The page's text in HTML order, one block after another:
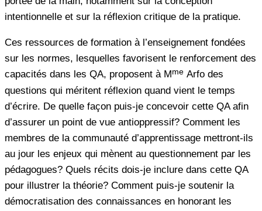
intentionnelle et sur la réflexion critique de la pratique.
Ces ressources de formation à l’enseignement fondées
sur les normes, lesquelles favorisent le renforcement des
capacités dans les QA, proposent à Mme Arfo des
questions qui méritent réflexion quand vient le temps
d’écrire. De quelle façon puis-je concevoir cette QA afin
d’assurer un point de vue antioppressif? Comment les
membres de la communauté d’apprentissage mettront-ils
au jour les enjeux qui mènent au questionnement par les
pédagogues? Quels récits dois-je inclure dans cette QA
pour illustrer la théorie? Comment puis-je soutenir la
démocratisation des connaissances en honorant les